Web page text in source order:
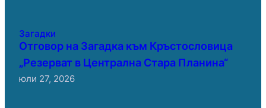
Загадки
Отговор на Загадка към Кръстословица
„Резерват в Централна Стара Планина“
юли 27, 2026